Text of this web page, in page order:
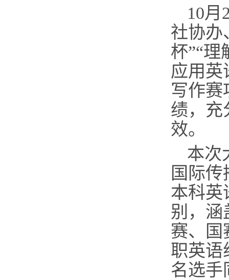
10月
社协办
杯”“
应用英
写作赛
绩，充
效。
本次
国际
本科英
别，涵
赛、国
职英语
名选手